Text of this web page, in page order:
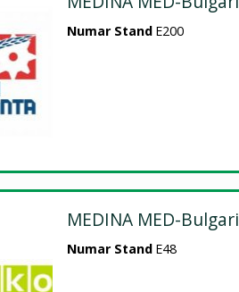
Numar Stand E200
MEDINA MED-
Numar Stand E48